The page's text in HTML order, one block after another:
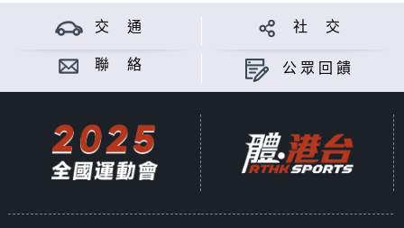
交 通 社 交
聯 絡 公眾回饋